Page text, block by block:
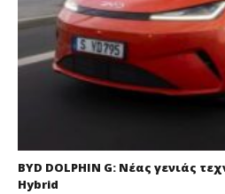
BYD DOLPHIN G: Νέας γενιάς
Hybrid